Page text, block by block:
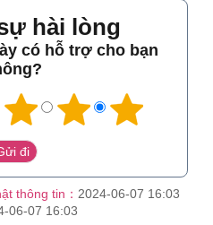
hài lòng
có hỗ trợ cho bạn
thông tin： 2024-06-07 16:03
06-07 16:03